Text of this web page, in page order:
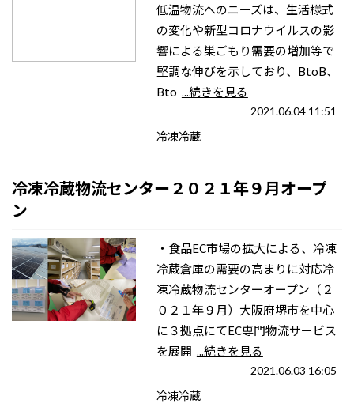
低温物流へのニーズは、生活様式
の変化や新型コロナウイルスの影
響による巣ごもり需要の増加等で
堅調な伸びを示しており、BtoB、
Bto ...続きを見る
2021.06.04 11:51
冷凍冷蔵
冷凍冷蔵物流センター２０２１年９月オープ
ン
・食品EC市場の拡大による、冷凍
冷蔵倉庫の需要の高まりに対応冷
凍冷蔵物流センターオープン（２
０２１年９月）大阪府堺市を中心
に３拠点にてEC専門物流サービス
を展開 ...続きを見る
2021.06.03 16:05
冷凍冷蔵